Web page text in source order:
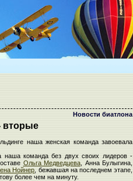
Новости биатлона
вторые
наша женская команда завоевала
наша команда без двух своих лидеров -
Ольга Медведцева , Анна Булыгина,
Нойнер , бежавшая на последнем этапе,
более чем на минуту.